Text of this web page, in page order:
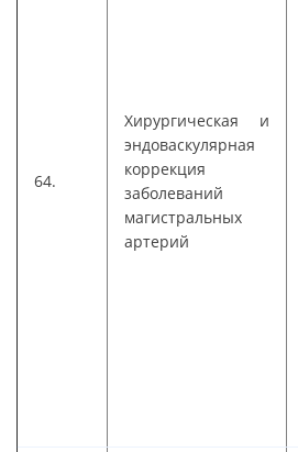
64.
Хирургическая и
эндоваскулярная
коррекция
заболеваний
магистральных
артерий